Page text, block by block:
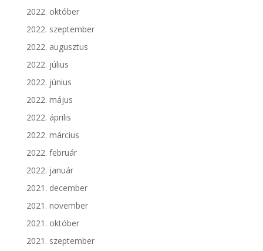
2022. október
2022. szeptember
2022. augusztus
2022. július
2022. június
2022. május
2022. április
2022. március
2022. február
2022. január
2021. december
2021. november
2021. október
2021. szeptember